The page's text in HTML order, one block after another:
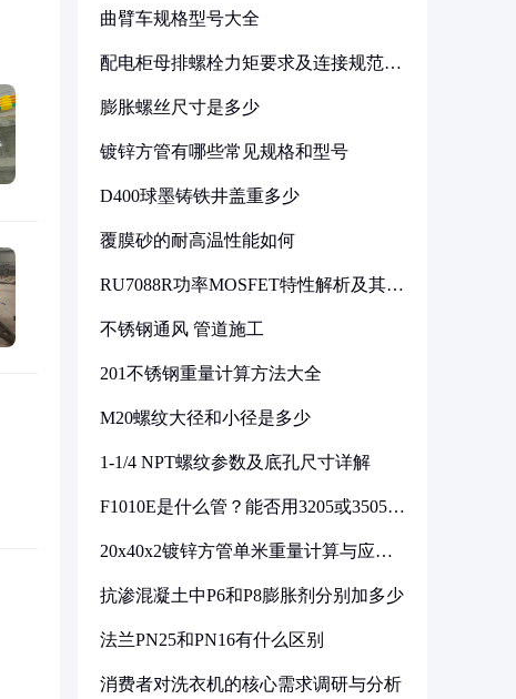
曲臂车规格型号大全
配电柜母排螺栓力矩要求及连接规范详
膨胀螺丝尺寸是多少
镀锌方管有哪些常见规格和型号
D400球墨铸铁井盖重多少
覆膜砂的耐高温性能如何
RU7088R功率MOSFET特性解析及其在
不锈钢通风 管道施工
201不锈钢重量计算方法大全
M20螺纹大径和小径是多少
1-1/4 NPT螺纹参数及底孔尺寸详解
F1010E是什么管？能否用3205或3505代
20x40x2镀锌方管单米重量计算与应用
抗渗混凝土中P6和P8膨胀剂分别加多少
法兰PN25和PN16有什么区别
消费者对洗衣机的核心需求调研与分析